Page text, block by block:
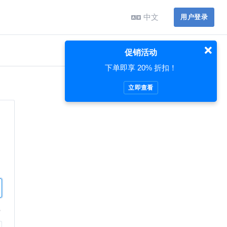
中文 用户登录
促销活动
下单即享 20% 折扣！
立即查看